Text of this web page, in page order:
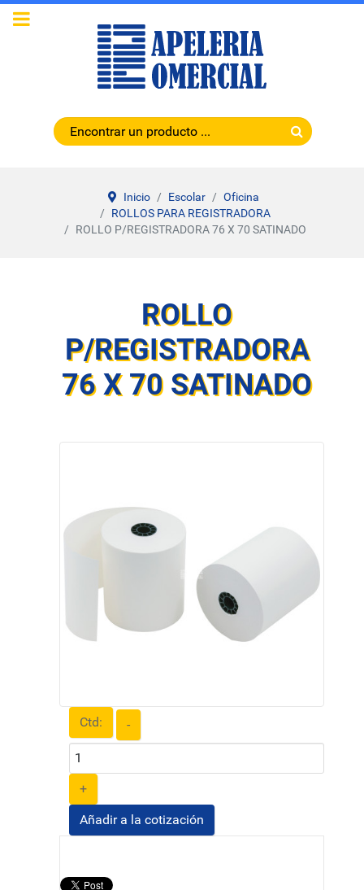
Inicio Escolar
Oficina
ROLLOS PARA REGISTRADORA
ROLLO P/REGISTRADORA 76 X 70 SATINADO
ROLLO
P/REGISTRADORA
76 X 70 SATINADO
Ctd: -
+
Añadir a la cotización